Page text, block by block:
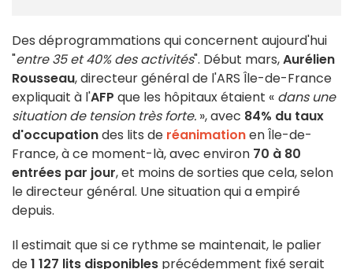
Des déprogrammations qui concernent aujourd'hui
"entre 35 et 40% des activités". Début mars,Aurélien
Rousseau, directeur général de l'ARS Île-de-France
expliquait à l'AFP que les hôpitaux étaient « dans une
situation de tension très forte. », avec 84% du taux
d'occupationdes lits de réanimationen Île-de-
France, à ce moment-là, avec environ 70 à 80
entrées par jour, et moins de sorties que cela, selon
le directeur général. Une situation qui a empiré
depuis.
Il estimait que si ce rythme se maintenait, le palier
de1 127 lits disponibles précédemment fixé serait